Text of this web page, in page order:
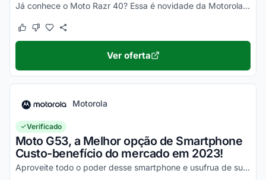
Já conhece o Moto Razr 40? Essa é novidade da Motorola, um celular impecável, com um desempenho incrível e que ainda dobra! Não perca a chance de garantir o seu e aproveite os desc...
Este cupom funcionou
Este cupom não funcionou
Ver oferta
Motorola
Verificado
Moto G53, a Melhor opção de Smartphone
Custo-benefício do mercado em 2023!
Aproveite todo o poder desse smartphone e usufrua de suas vantagens por valores a partir de R$1500!